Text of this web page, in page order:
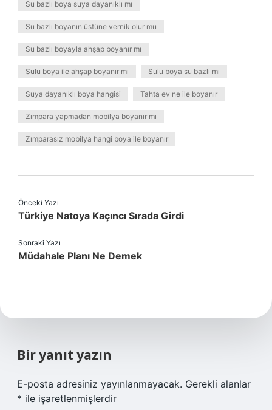
Su bazlı boya suya dayanıklı mı
Su bazlı boyanın üstüne vernik olur mu
Su bazlı boyayla ahşap boyanır mı
Sulu boya ile ahşap boyanır mı Sulu boya su bazlı mı
Suya dayanıklı boya hangisi Tahta ev ne ile boyanır
Zımpara yapmadan mobilya boyanır mı
Zımparasız mobilya hangi boya ile boyanır
Önceki Yazı
Türkiye Natoya Kaçıncı Sırada Girdi
Sonraki Yazı
Müdahale Planı Ne Demek
Bir yanıt yazın
E-posta adresiniz yayınlanmayacak. Gerekli alanlar
* ile işaretlenmişlerdir